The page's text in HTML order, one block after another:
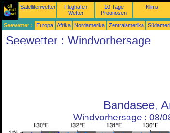
Satellitenwetter
Flughafen
Wetter
10-Tage
Prognosen
Klima
Seewetter : Europa Afrika Nordamerika Zentralamerika
Seewetter : Windvorhersage
Bandasee,
Windvorhersage : 08/